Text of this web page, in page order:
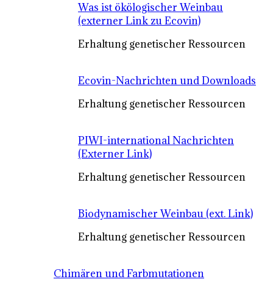
Was ist ökölogischer Weinbau
(externer Link zu Ecovin)
Erhaltung genetischer Ressourcen
Ecovin-Nachrichten und Downloads
Erhaltung genetischer Ressourcen
PIWI-international Nachrichten
(Externer Link)
Erhaltung genetischer Ressourcen
Biodynamischer Weinbau (ext. Link)
Erhaltung genetischer Ressourcen
Chimären und Farbmutationen